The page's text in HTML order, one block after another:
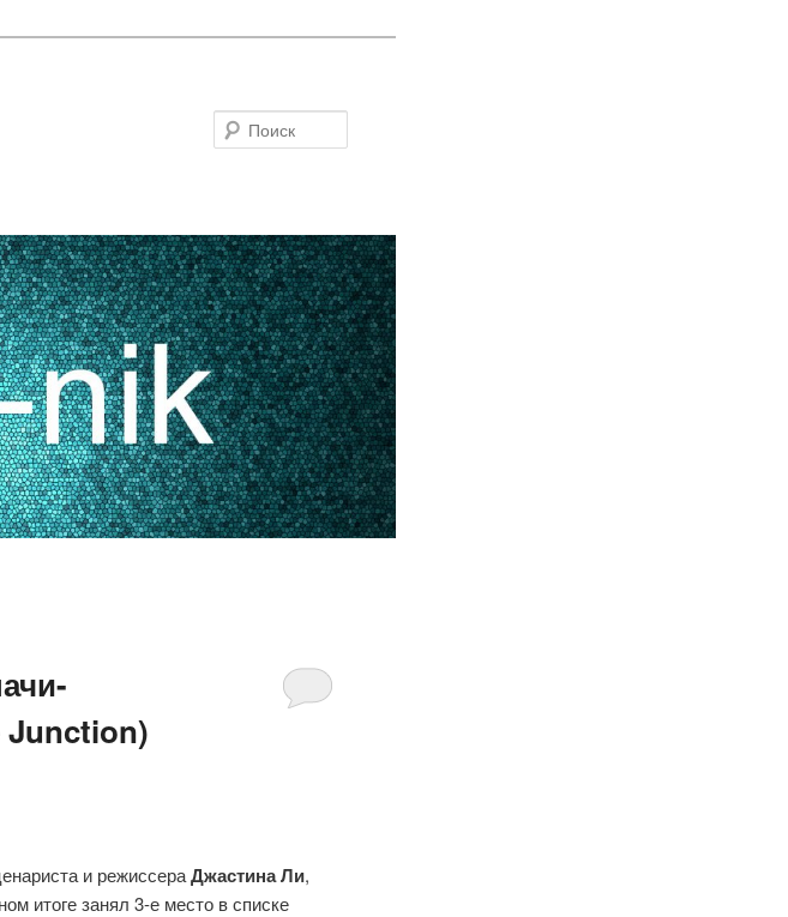
и режиссераДжастина Ли,
итоге занял 3-е место в списке